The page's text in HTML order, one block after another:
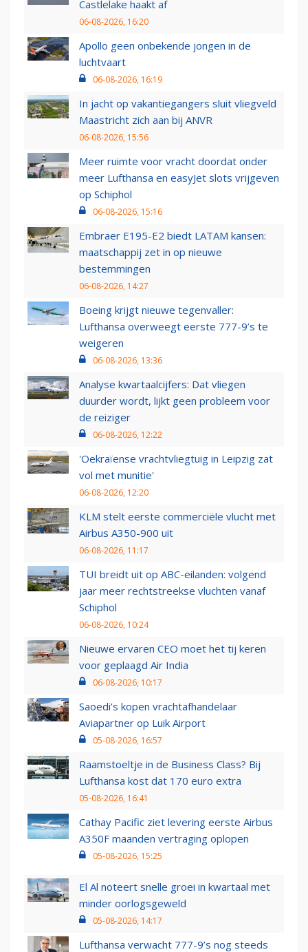
Castlelake haakt af
06-08-2026, 16:20
Apollo geen onbekende jongen in de
luchtvaart
06-08-2026, 16:19
In jacht op vakantiegangers sluit vliegveld
Maastricht zich aan bij ANVR
06-08-2026, 15:56
Meer ruimte voor vracht doordat onder
meer Lufthansa en easyJet slots vrijgeven
op Schiphol
06-08-2026, 15:16
Embraer E195-E2 biedt LATAM kansen:
maatschappij zet in op nieuwe
bestemmingen
06-08-2026, 14:27
Boeing krijgt nieuwe tegenvaller:
Lufthansa overweegt eerste 777-9’s te
weigeren
06-08-2026, 13:36
Analyse kwartaalcijfers: Dat vliegen
duurder wordt, lijkt geen probleem voor
de reiziger
06-08-2026, 12:22
'Oekraïense vrachtvliegtuig in Leipzig zat
vol met munitie'
06-08-2026, 12:20
KLM stelt eerste commerciële vlucht met
Airbus A350-900 uit
06-08-2026, 11:17
TUI breidt uit op ABC-eilanden: volgend
jaar meer rechtstreekse vluchten vanaf
Schiphol
06-08-2026, 10:24
Nieuwe ervaren CEO moet het tij keren
voor geplaagd Air India
06-08-2026, 10:17
Saoedi’s kopen vrachtafhandelaar
Aviapartner op Luik Airport
05-08-2026, 16:57
Raamstoeltje in de Business Class? Bij
Lufthansa kost dat 170 euro extra
05-08-2026, 16:41
Cathay Pacific ziet levering eerste Airbus
A350F maanden vertraging oplopen
05-08-2026, 15:25
El Al noteert snelle groei in kwartaal met
minder oorlogsgeweld
05-08-2026, 14:17
Lufthansa verwacht 777-9’s nog steeds